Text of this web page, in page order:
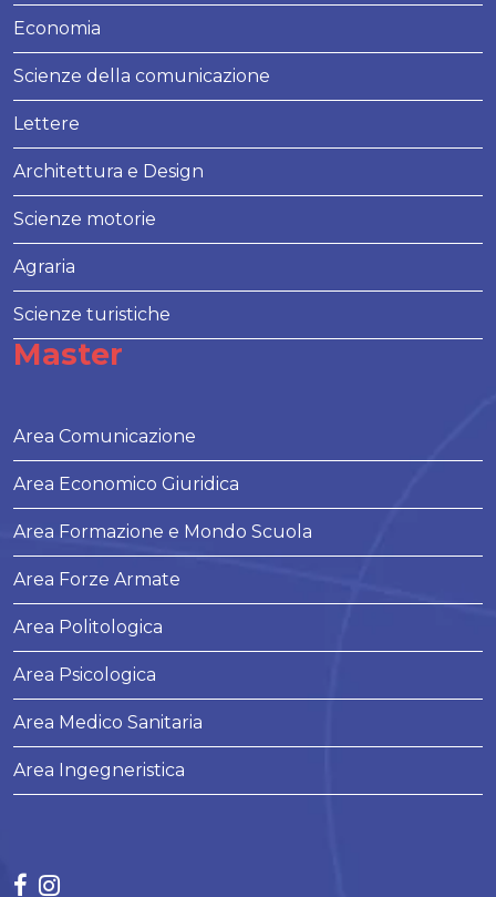
Economia
Scienze della comunicazione
Lettere
Architettura e Design
Scienze motorie
Agraria
Scienze turistiche
Master
Area Comunicazione
Area Economico Giuridica
Area Formazione e Mondo Scuola
Area Forze Armate
Area Politologica
Area Psicologica
Area Medico Sanitaria
Area Ingegneristica